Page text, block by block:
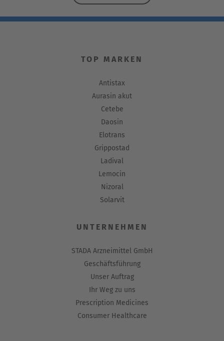
TOP MARKEN
Antistax
Aurasin akut
Cetebe
Daosin
Elotrans
Grippostad
Ladival
Lemocin
Nizoral
Solarvit
UNTERNEHMEN
STADA Arzneimittel GmbH
Geschäftsführung
Unser Auftrag
Ihr Weg zu uns
Prescription Medicines
Consumer Healthcare